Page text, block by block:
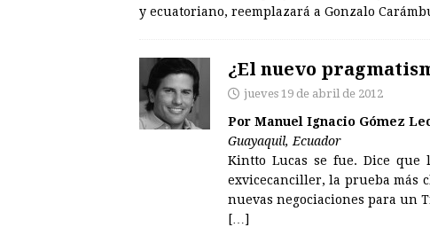
y ecuatoriano, reemplazará a Gonzalo
¿El nuevo
jueves 19 de abril de 2012
Por Manuel Ignacio Gómez
Guayaquil, Ecuador
Kintto Lucas se fue. Dice que
exvicecanciller, la prueba más
nuevas negociaciones para un
[…]